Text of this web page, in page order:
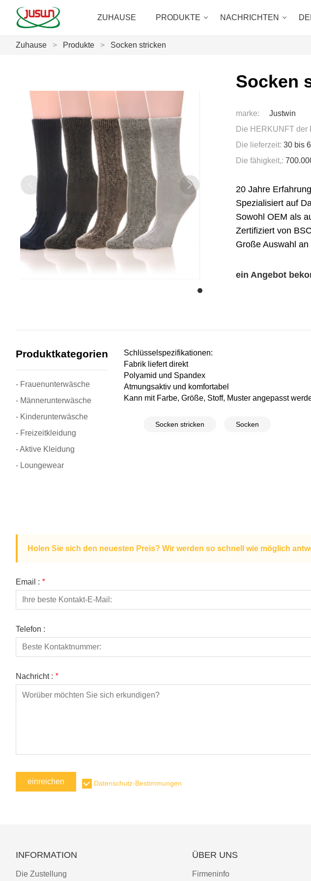
ZUHAUSE PRODUKTE NACHRICHTEN
Zuhause > Produkte > Socken stricken
Socken
marke:
Justwin
Die HERKUNFT der
Die lieferzeit: 30 bis
Die fähigkeit,:
20 Jahre
Spezialisiert auf
Sowohl OEM als
Zertifiziert von
Große Auswahl
ein Angebot
Produktkategorien
- Frauenunterwäsche
- Männerunterwäsche
- Kinderunterwäsche
- Freizeitkleidung
- Aktive Kleidung
- Loungewear
Schlüsselspezifikationen:
Fabrik liefert direkt
Polyamid und Spandex
Atmungsaktiv und komfortabel
Kann mit Farbe, Größe, Stoff, Muster angepasst
Socken stricken Socken
Holen Sie sich den neuesten Preis? Wir werden so schnell wie möglich
Email : *
Telefon :
Nachricht : *
einreichen Datenschutz-Bestimmungen
INFORMATION
Die Zustellung
ÜBER UNS
Firmeninfo